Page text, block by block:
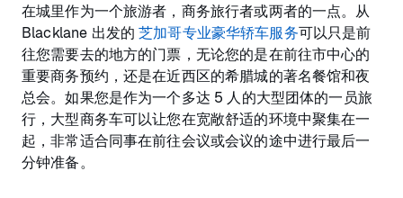
在城里作为一个旅游者，商务旅行者或两者的一点。从
Blacklane 出发的芝加哥专业豪华轿车服务可以只是前
往您需要去的地方的门票，无论您的是在前往市中心的
重要商务预约，还是在近西区的希腊城的著名餐馆和夜
总会。如果您是作为一个多达 5 人的大型团体的一员旅
行，大型商务车可以让您在宽敞舒适的环境中聚集在一
起，非常适合同事在前往会议或会议的途中进行最后一
分钟准备。